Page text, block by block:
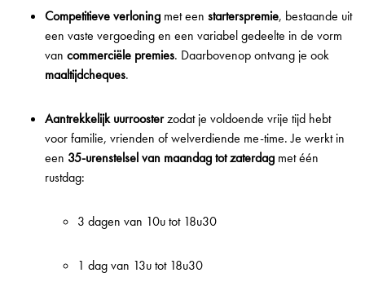
Competitieve verloning met een starterspremie, bestaande uit
een vaste vergoeding en een variabel gedeelte in de vorm
van commerciële premies. Daarbovenop ontvang je ook
maaltijdcheques.
Aantrekkelijk uurroosterzodat je voldoende vrije tijd hebt
voor familie, vrienden of welverdiende me-time. Je werkt in
een 35-urenstelsel van maandag tot zaterdag met één
rustdag:
3 dagen van 10u tot 18u30
1 dag van 13u tot 18u30